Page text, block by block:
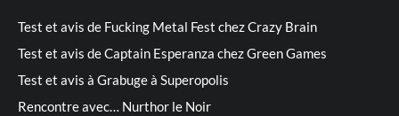
Test et avis de Fucking Metal Fest chez Crazy Brain
Test et avis de Captain Esperanza chez Green Games
Test et avis à Grabuge à Superopolis
Rencontre avec… Nurthor le Noir